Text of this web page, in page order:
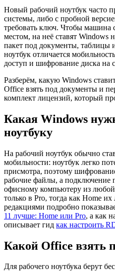
Новый рабочий ноутбук часто
системы, либо с пробной
требовать ключ. Чтобы машина
местом, на неё ставят
пакет под документы, таблицы
ноутбук отличается
доступ и шифрование диска на
Разберём, какую Windows
Office взять под документы и
комплект лицензий, который
Какая Windows
ноутбуку
На рабочий ноутбук обычно
мобильности: ноутбук легко
присмотра, поэтому
рабочие файлы, а подключение
офисному компьютеру из
только в Pro, тогда как Home
редакциями подробно
11 лучше: Home или Pro, а как
описывает гид как настроить
Какой Office взять
Для рабочего ноутбука берут